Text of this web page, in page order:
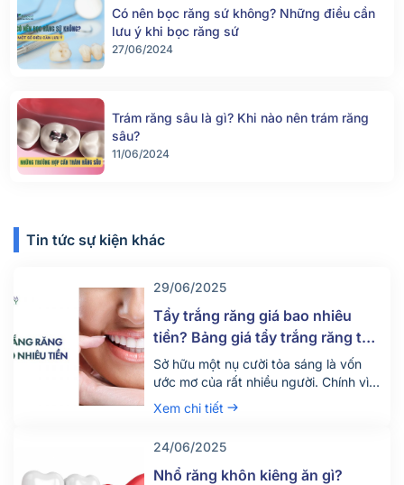
Có nên bọc răng sứ không? Những điều cần
lưu ý khi bọc răng sứ
27/06/2024
Trám răng sâu là gì? Khi nào nên trám răng
sâu?
11/06/2024
Tin tức sự kiện khác
29/06/2025
Tẩy trắng răng giá bao nhiêu
tiền? Bảng giá tẩy trắng răng tại
nha khoa mới nhất 2025
Sở hữu một nụ cười tỏa sáng là vốn
ước mơ của rất nhiều người. Chính vì
vậy hiện nay có rất nhiều người tìm
đến dịch vụ tẩy trắng răng để thỏa
trắng răng giá bao nhiêu tiền? Quy
trình diễn ra dịch vụ này như […]
Xem chi tiết
24/06/2025
Nhổ răng khôn kiêng ăn gì?